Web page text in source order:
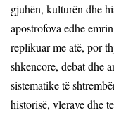
gjuhën, kulturën dhe
apostrofova edhe
replikuar me atë, por
shkencore, debat dhe
sistematike të
historisë, vlerave dhe